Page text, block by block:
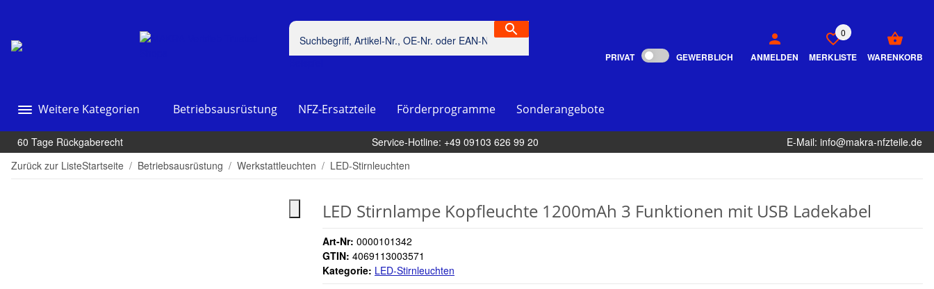
PRIVAT GEWERBLICH ANMELDEN
0
MERKLISTE WARENKORB
Weitere Kategorien Betriebsausrüstung NFZ-Ersatzteile Förderprogramme Sonderangebote
60 Tage Rückgaberecht Service-Hotline: +49 09103 626 99 20
E-Mail: info@makra-nfzteile.de
Zurück zur ListeStartseite Betriebsausrüstung Werkstattleuchten LED-Stirnleuchten
LED Stirnlampe Kopfleuchte 1200mAh 3 Funktionen mit USB Ladekabel
Art-Nr: 0000101342
GTIN: 4069113003571
Kategorie: LED-Stirnleuchten